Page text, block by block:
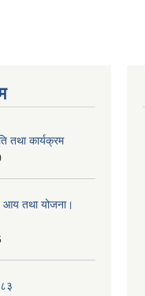
तथा कार्यक्रम
तथा योजना।